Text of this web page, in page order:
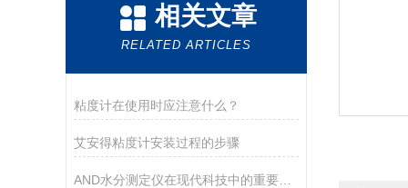
相关文章
RELATED ARTICLES
粘度计在使用时应注意什么？
艾安得粘度计安装过程的步骤
AND水分测定仪在现代科技中的重要作用